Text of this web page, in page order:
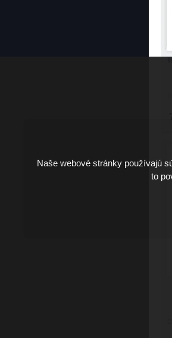
Naše webové stránky používajú
to